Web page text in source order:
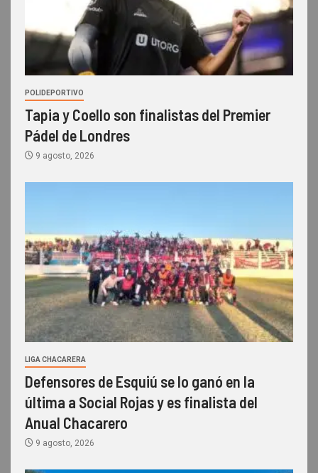
POLIDEPORTIVO
Tapia y Coello son finalistas del Premier
Pádel de Londres
9 agosto, 2026
LIGA CHACARERA
Defensores de Esquiú se lo ganó en la
última a Social Rojas y es finalista del
Anual Chacarero
9 agosto, 2026